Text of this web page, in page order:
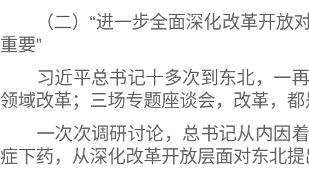
（二）“进一步全面深化改革开放
重要”
习近平总书记十多次到东北，一再
领域改革；三场专题座谈会，改革，
一次次调研讨论，总书记从内因着
症下药，从深化改革开放层面对东北